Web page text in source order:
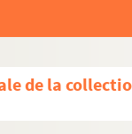
de la
Hugo
de Victor Hugo le jour
drapeaux